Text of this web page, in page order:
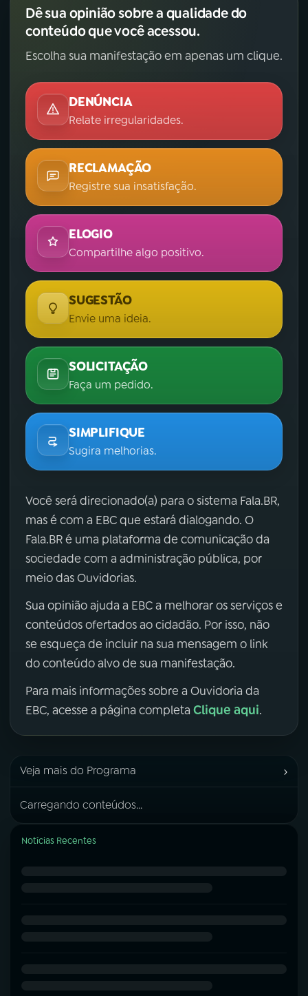
Dê sua opinião sobre a qualidade do
conteúdo que você acessou.
Escolha sua manifestação em apenas um clique.
DENÚNCIA
Relate irregularidades.
RECLAMAÇÃO
Registre sua insatisfação.
ELOGIO
Compartilhe algo positivo.
SUGESTÃO
Envie uma ideia.
SOLICITAÇÃO
Faça um pedido.
SIMPLIFIQUE
Sugira melhorias.
Você será direcionado(a) para o sistema Fala.BR,
mas é com a EBC que estará dialogando. O
Fala.BR é uma plataforma de comunicação da
sociedade com a administração pública, por
meio das Ouvidorias.
Sua opinião ajuda a EBC a melhorar os serviços e
conteúdos ofertados ao cidadão. Por isso, não
se esqueça de incluir na sua mensagem o link
do conteúdo alvo de sua manifestação.
Para mais informações sobre a Ouvidoria da
EBC, acesse a página completa Clique aqui.
Veja mais do Programa ›
Carregando conteúdos...
Notícias Recentes